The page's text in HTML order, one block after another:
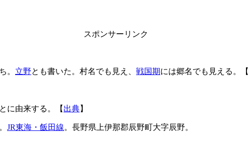
スポンサーリンク
。 立野とも書いた。村名でも見え、 戦国期には郷名でも見える。【
に由来する。【 出典】
。 JR東海・飯田線。長野県上伊那郡辰野町大字辰野。